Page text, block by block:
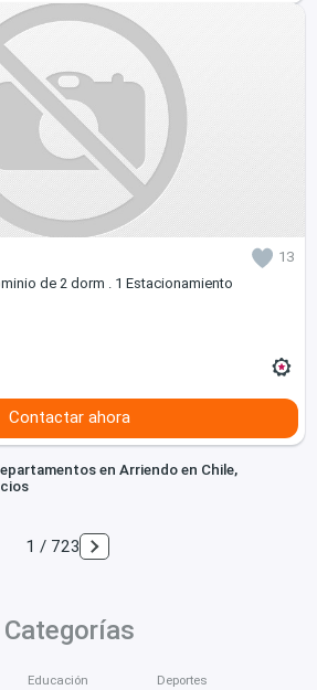
13
de 2 dorm . 1 Estacionamiento
Contactar ahora
en Arriendo en Chile,
1 / 723
Categorías
Educación Deportes